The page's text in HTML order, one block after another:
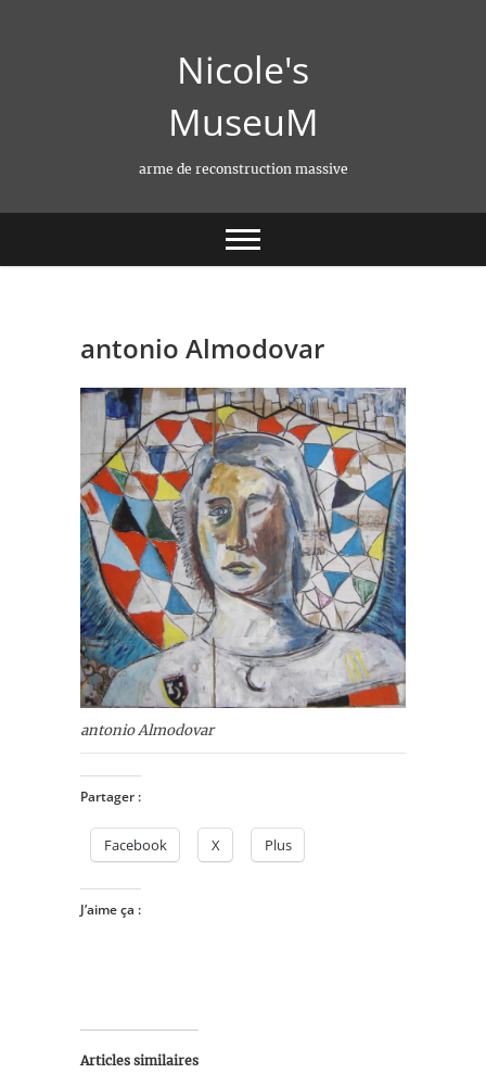
Nicole's
MuseuM
arme de reconstruction massive
antonio Almodovar
antonio Almodovar
Partager :
Facebook X Plus
J’aime ça :
Articles similaires